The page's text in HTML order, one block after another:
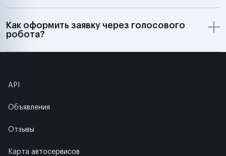
Как оформить заявку через голосового
робота?
API
Объявления
Отзывы
Карта автосервисов